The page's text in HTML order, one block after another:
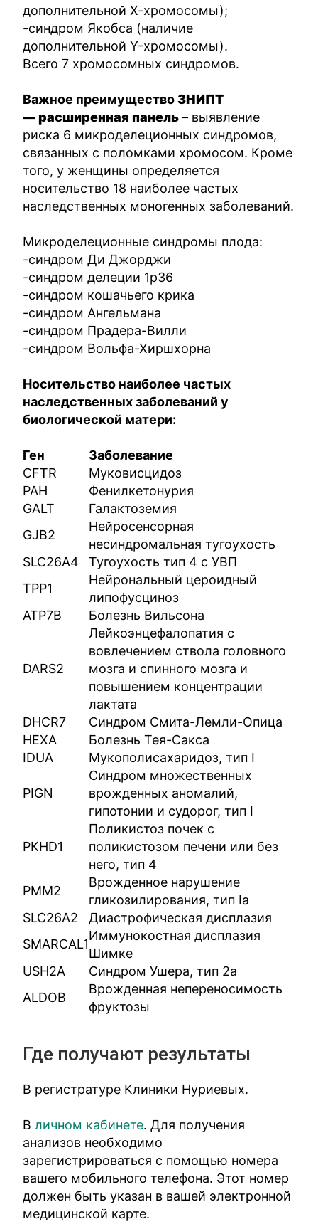
дополнительной Х-хромосомы);
-синдром Якобса (наличие
дополнительной Y-хромосомы).
Всего 7 хромосомных синдромов.
Важное преимущество3НИПТ
— расширенная панель – выявление
риска 6 микроделеционных синдромов,
связанных с поломками хромосом. Кроме
того, у женщины определяется
носительство 18 наиболее частых
наследственных моногенных заболеваний.
Микроделеционные синдромы плода:
-синдром Ди Джорджи
-синдром делеции 1p36
-синдром кошачьего крика
-синдром Ангельмана
-синдром Прадера-Вилли
-синдром Вольфа-Хиршхорна
Носительство наиболее частых
наследственных заболеваний у
биологической матери:
Ген
Заболевание
CFTR
Муковисцидоз
PAH
Фенилкетонурия
GALT
Галактоземия
GJB2
Нейросенсорная
несиндромальная тугоухость
SLC26A4
Тугоухость тип 4 с УВП
TPP1
Нейрональный цероидный
липофусциноз
ATP7B
Болезнь Вильсона
DARS2
Лейкоэнцефалопатия с
вовлечением ствола головного
мозга и спинного мозга и
повышением концентрации
лактата
DHCR7
Синдром Смита-Лемли-Опица
HEXA
Болезнь Тея-Сакса
IDUA
Мукополисахаридоз, тип I
PIGN
Синдром множественных
врожденных аномалий,
гипотонии и судорог, тип I
PKHD1
Поликистоз почек с
поликистозом печени или без
него, тип 4
PMM2
Врожденное нарушение
гликозилирования, тип Ia
SLC26A2
Диастрофическая дисплазия
SMARCAL1
Иммунокостная дисплазия
Шимке
USH2A
Синдром Ушера, тип 2а
ALDOB
Врожденная непереносимость
фруктозы
Где получают результаты
В регистратуре Клиники Нуриевых.
Вличном кабинете. Для получения
анализов необходимо
зарегистрироваться с помощью номера
вашего мобильного телефона. Этот номер
должен быть указан в вашей электронной
медицинской карте.